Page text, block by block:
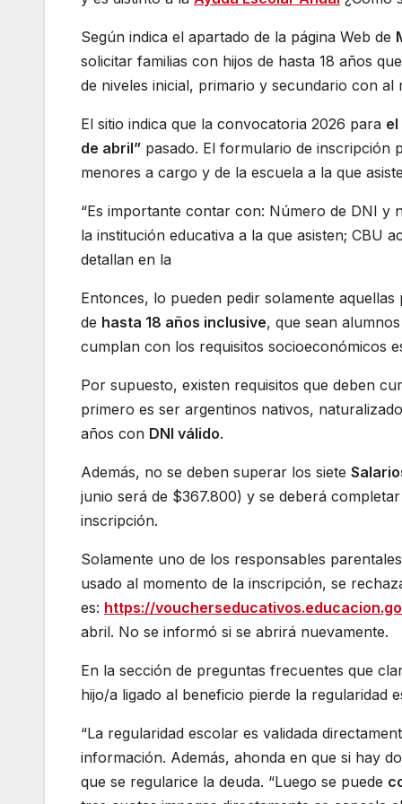
Según indica el apartado de la página Web de
solicitar familias con hijos de hasta 18 años
de niveles inicial, primario y secundario con al
El sitio indica que la convocatoria 2026 para
de abril” pasado. El formulario de inscripción
menores a cargo y de la escuela a la que
“Es importante contar con: Número de DNI y
la institución educativa a la que asisten; CBU
detallan en la
Entonces, lo pueden pedir solamente
de hasta 18 años inclusive, que sean
cumplan con los requisitos socioeconómicos
Por supuesto, existen requisitos que deben
primero es ser argentinos nativos,
años con DNI válido.
Además, no se deben superar los siete
junio será de $367.800) y se deberá
inscripción.
Solamente uno de los responsables
usado al momento de la inscripción, se
es: https://
abril. No se informó si se abrirá nuevamente.
En la sección de preguntas frecuentes que
hijo/a ligado al beneficio pierde la regularidad
“La regularidad escolar es validada
información. Además, ahonda en que si hay
que se regularice la deuda. “Luego se puede